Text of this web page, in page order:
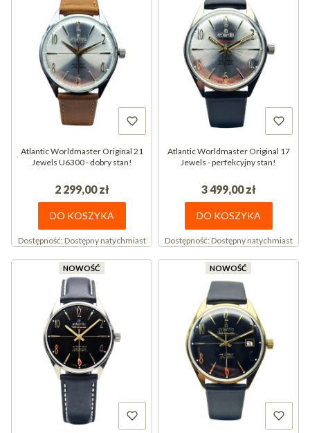
Atlantic Worldmaster Original 21
Jewels U6300 - dobry stan!
2 299,00 zł
DO KOSZYKA
Dostępność:Dostępny natychmiast
Atlantic Worldmaster Original 17
Jewels - perfekcyjny stan!
3 499,00 zł
DO KOSZYKA
Dostępność:Dostępny natychmiast
NOWOŚĆ NOWOŚĆ